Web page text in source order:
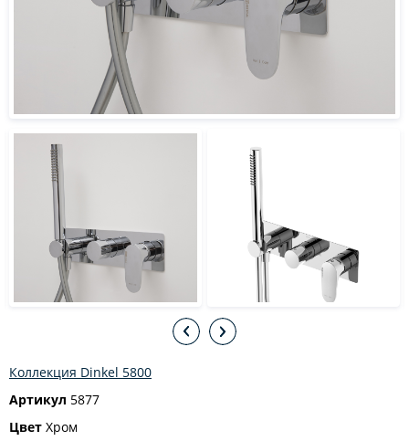
Коллекция Dinkel 5800
Артикул 5877
Цвет Хром